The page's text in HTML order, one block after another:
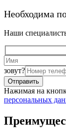
Необходима
Наши
зовут?
Нажимая на
персональных